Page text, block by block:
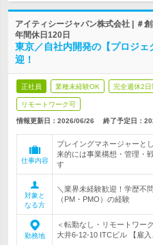
アイティシージャパン株式会社 | ＃
年間休日120日
東京／自社内開発の【プロジ
迎！
正社員 業種未経験OK 完全週休2日
リモートワーク可
情報更新日：2026/06/26 終了予定日：
仕事内容
プレイングマネージャーと
来的には事業構想・管理・
す
対象と
なる方
＼業界未経験歓迎！学歴不
（PM・PMO）の経験
勤務地
＜転勤なし・リモートワー
大井6-12-10 ITCビル 【雇入